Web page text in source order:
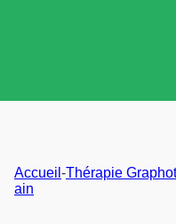
Accueil -Thérapie
ain